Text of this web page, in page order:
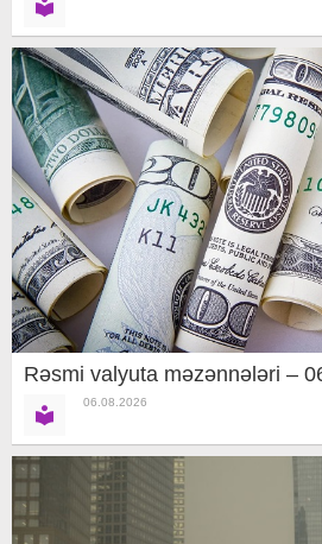
Rəsmi valyuta məzənnələri –
06.08.2026